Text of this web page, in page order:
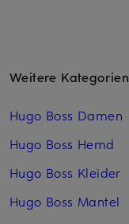
Weitere Kategorien
Hugo Boss Damen
Hugo Boss Hemd
Hugo Boss Kleider
Hugo Boss Mantel